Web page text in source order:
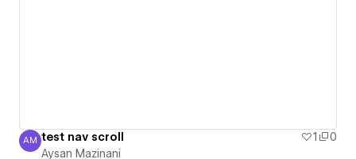
Aysan Mazinani
AM test nav scroll 1
0
Aysan Mazinani